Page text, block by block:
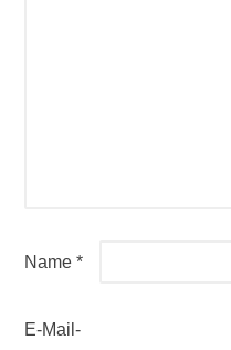
Name*
E-Mail-